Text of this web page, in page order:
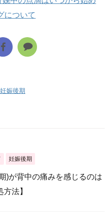
について
妊娠後期
妊娠後期
)が背中の痛みを感じるのは
法】